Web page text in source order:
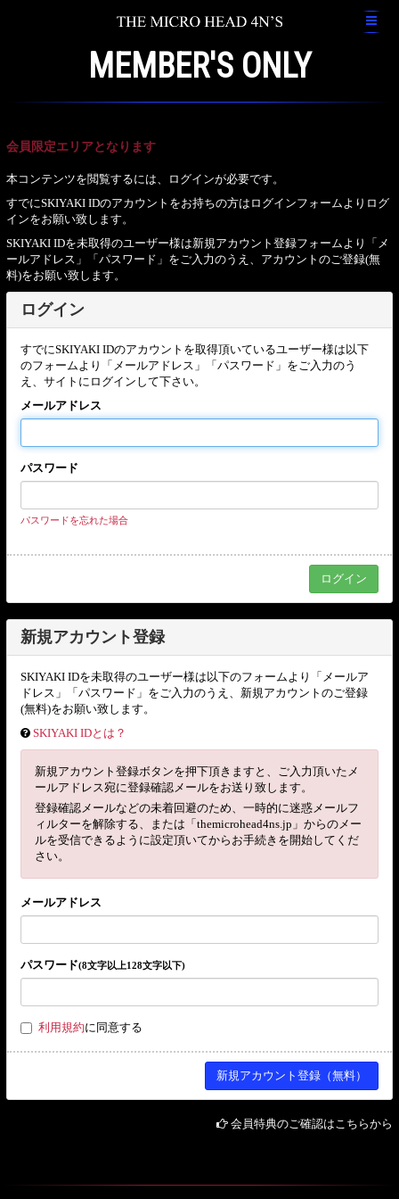
MEMBER'S ONLY
会員限定エリアとなります
本コンテンツを閲覧するには、ログインが必要です。
すでにSKIYAKI IDのアカウントをお持ちの方はログインフォームよりログ
インをお願い致します。
SKIYAKI IDを未取得のユーザー様は新規アカウント登録フォームより「メ
ールアドレス」「パスワード」をご入力のうえ、アカウントのご登録(無
料)をお願い致します。
ログイン
すでにSKIYAKI IDのアカウントを取得頂いているユーザー様は以下
のフォームより「メールアドレス」「パスワード」をご入力のう
え、サイトにログインして下さい。
メールアドレス
パスワード
パスワードを忘れた場合
新規アカウント登録
SKIYAKI IDを未取得のユーザー様は以下のフォームより「メールア
ドレス」「パスワード」をご入力のうえ、新規アカウントのご登録
(無料)をお願い致します。
SKIYAKI IDとは？
新規アカウント登録ボタンを押下頂きますと、ご入力頂いたメ
ールアドレス宛に登録確認メールをお送り致します。
登録確認メールなどの未着回避のため、一時的に迷惑メールフ
ィルターを解除する、または「themicrohead4ns.jp」からのメー
ルを受信できるように設定頂いてからお手続きを開始してくだ
さい。
メールアドレス
パスワード(8文字以上128文字以下)
利用規約に同意する
会員特典のご確認はこちらから